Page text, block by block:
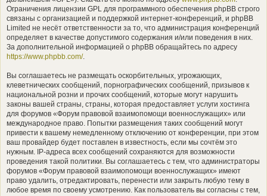
Ограничения лицензии GPL для программного обеспечения phpBB строго
связаны с организацией и поддержкой интернет-конференций, и phpBB
Limited не несёт ответственности за то, что администрация конференций
определяет в качестве допустимого содержания и/или поведения в них.
За дополнительной информацией о phpBB обращайтесь по адресу
https://www.phpbb.com/.
Вы соглашаетесь не размещать оскорбительных, угрожающих,
клеветнических сообщений, порнографических сообщений, призывов к
национальной розни и прочих сообщений, которые могут нарушить
законы вашей страны, страны, которая предоставляет услуги хостинга
для форумов «Форум правовой взаимопомощи военнослужащих» или
международное право. Попытки размещения таких сообщений могут
привести к вашему немедленному отключению от конференции, при этом
ваш провайдер будет поставлен в известность, если мы сочтём это
нужным. IP-адреса всех сообщений сохраняются для возможности
проведения такой политики. Вы соглашаетесь с тем, что администраторы
форумов «Форум правовой взаимопомощи военнослужащих» имеют
право удалить, отредактировать, перенести или закрыть любую тему в
любое время по своему усмотрению. Как пользователь вы согласны с тем,